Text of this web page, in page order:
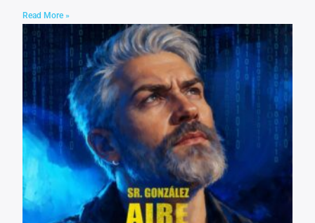
Read More »